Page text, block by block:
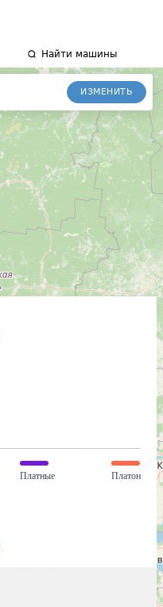
Найти машины
ИЗМЕНИТЬ
Платные Платон